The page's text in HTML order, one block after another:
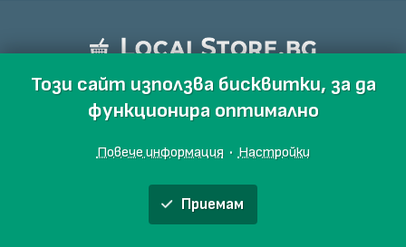
Този сайт използва бисквитки, за да
функционира оптимално
Повече информация · Настройки
Приемам